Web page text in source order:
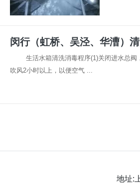
闵行（虹桥、吴泾、华漕）
生活水箱清洗消毒程序(1)关闭进水总
吹风2小时以上，以便空气 ...
地址: